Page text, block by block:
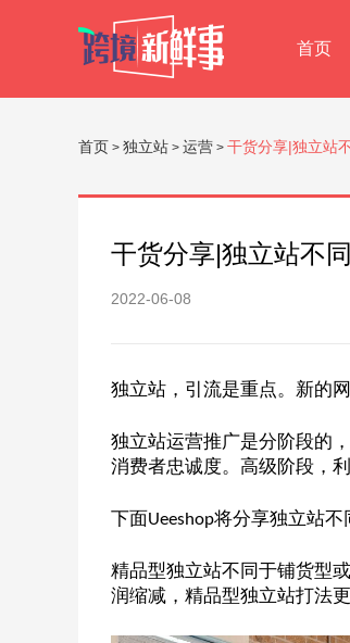
首页
首页 > 独立站 > 运营 > 干货分享|独立站
干货分享|独立站不
2022-06-08
独立站，引流是重点。新的
独立站运营推广是分阶段的
消费者忠诚度。高级阶段，
下面Ueeshop将分享独立站不
精品型独立站不同于铺货型
润缩减，精品型独立站打法